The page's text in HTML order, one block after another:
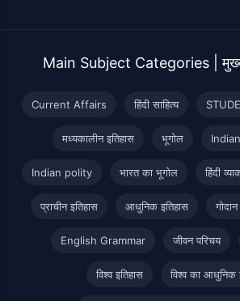
Main Subject Categories | मुख्य
Current Affairs हिंदी साहित्य
मध्यकालीन इतिहास भूगोल
Indian polity भारत का भूगोल हिंदी
प्राचीन इतिहास आधुनिक इतिहास
English Grammar जीवन परिचय
विश्व इतिहास विश्व का आधुनिक